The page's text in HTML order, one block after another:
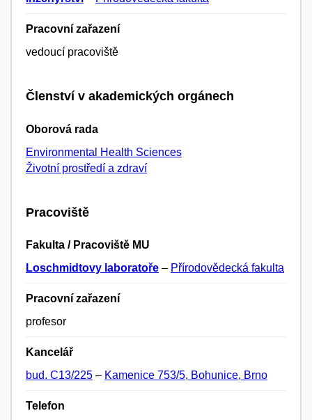
Pracovní zařazení
vedoucí pracoviště
Členství v akademických orgánech
Oborová rada
Environmental Health Sciences
Životní prostředí a zdraví
Pracoviště
Fakulta / Pracoviště MU
Loschmidtovy laboratoře – Přírodovědecká fakulta
Pracovní zařazení
profesor
Kancelář
bud. C13/225 – Kamenice 753/5, Bohunice, Brno
Telefon